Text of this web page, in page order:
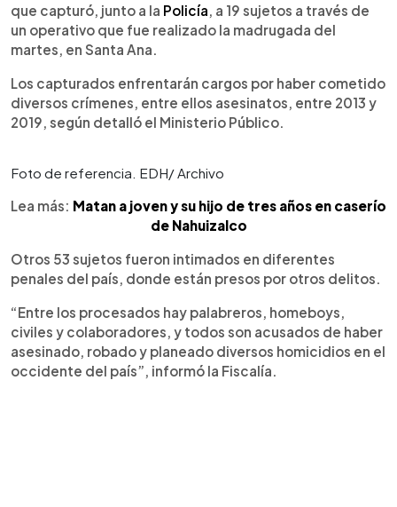
que capturó, junto a la Policía , a 19 sujetos a través de
un operativo que fue realizado la madrugada del
martes, en Santa Ana.
Los capturados enfrentarán cargos por haber cometido
diversos crímenes, entre ellos asesinatos, entre 2013 y
2019, según detalló el Ministerio Público.
Foto de referencia. EDH/ Archivo
Lea más: Matan a joven y su hijo de tres años en caserío
de Nahuizalco
Otros 53 sujetos fueron intimados en diferentes
penales del país, donde están presos por otros delitos.
“Entre los procesados hay palabreros, homeboys,
civiles y colaboradores, y todos son acusados de haber
asesinado, robado y planeado diversos homicidios en el
occidente del país”, informó la Fiscalía.